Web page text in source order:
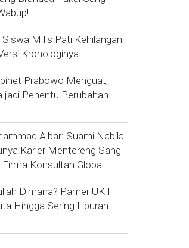
Siswa MTs Pati Kehilangan
Kronologinya
Prabowo Menguat,
jadi Penentu Perubahan
Albar: Suami Nabila
Karier Mentereng Sang
Konsultan Global
Dimana? Pamer UKT
Hingga Sering Liburan